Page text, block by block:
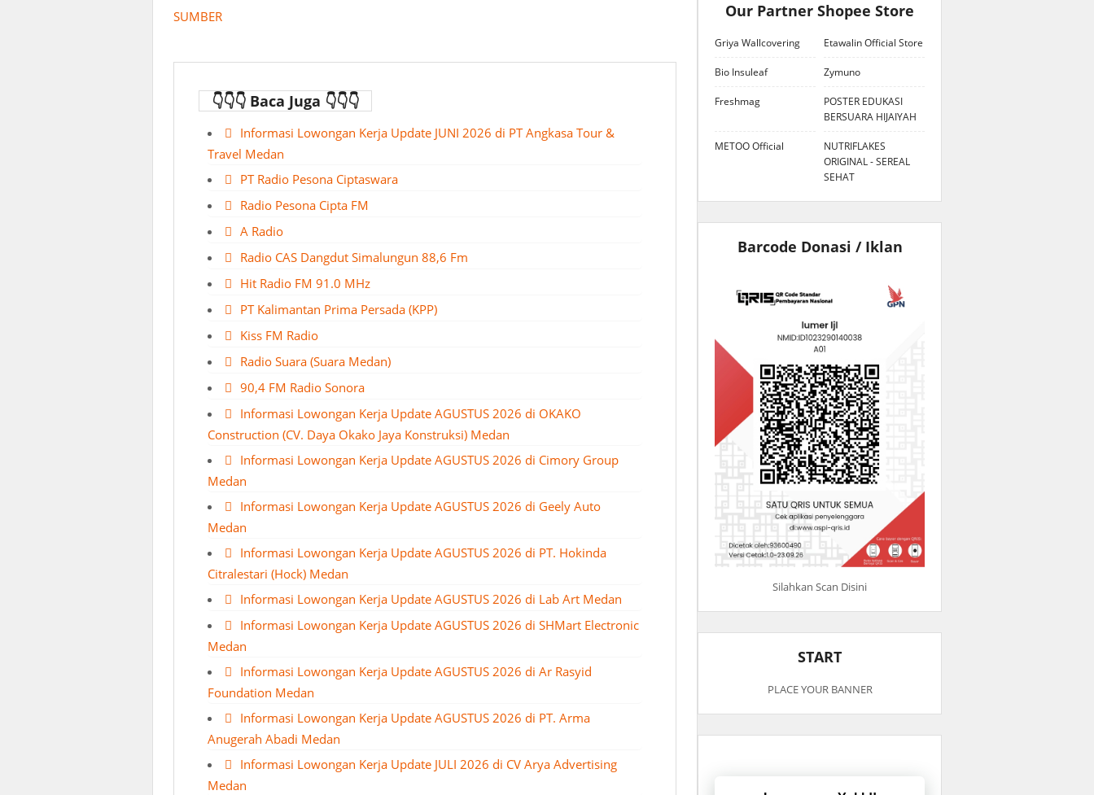
SUMBER
👇👇👇 Baca Juga 👇👇👇
Informasi Lowongan Kerja Update JUNI 2026 di PT Angkasa Tour &
Travel Medan
PT Radio Pesona Ciptaswara
Radio Pesona Cipta FM
A Radio
Radio CAS Dangdut Simalungun 88,6 Fm
Hit Radio FM 91.0 MHz
PT Kalimantan Prima Persada (KPP)
Kiss FM Radio
Radio Suara (Suara Medan)
90,4 FM Radio Sonora
Informasi Lowongan Kerja Update AGUSTUS 2026 di OKAKO
Construction (CV. Daya Okako Jaya Konstruksi) Medan
Informasi Lowongan Kerja Update AGUSTUS 2026 di Cimory Group
Medan
Informasi Lowongan Kerja Update AGUSTUS 2026 di Geely Auto
Medan
Informasi Lowongan Kerja Update AGUSTUS 2026 di PT. Hokinda
Citralestari (Hock) Medan
Informasi Lowongan Kerja Update AGUSTUS 2026 di Lab Art Medan
Informasi Lowongan Kerja Update AGUSTUS 2026 di SHMart Electronic
Medan
Informasi Lowongan Kerja Update AGUSTUS 2026 di Ar Rasyid
Foundation Medan
Informasi Lowongan Kerja Update AGUSTUS 2026 di PT. Arma
Anugerah Abadi Medan
Informasi Lowongan Kerja Update JULI 2026 di CV Arya Advertising
Medan
Our Partner Shopee Store
Griya Wallcovering Etawalin Official Store
Bio Insuleaf Zymuno
Freshmag
POSTER EDUKASI
BERSUARA HIJAIYAH
METOO Official
NUTRIFLAKES
ORIGINAL - SEREAL
SEHAT
Barcode Donasi / Iklan
Silahkan Scan Disini
START
PLACE YOUR BANNER